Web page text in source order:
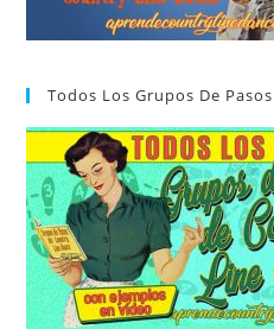
Todos Los Grupos De Pasos